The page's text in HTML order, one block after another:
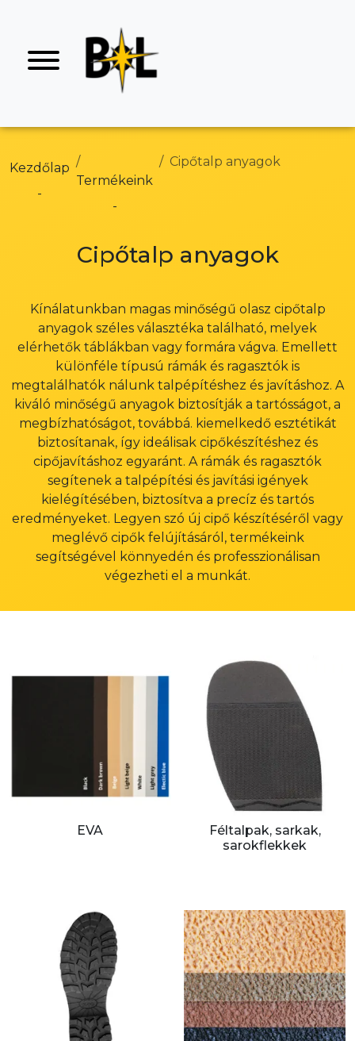
Kezdőlap
Termékeink
Cipőtalp anyagok
Cipőtalp anyagok
Kínálatunkban magas minőségű olasz cipőtalp
anyagok széles választéka található, melyek
elérhetők táblákban vagy formára vágva. Emellett
különféle típusú rámák és ragasztók is
megtalálhatók nálunk talpépítéshez és javításhoz. A
kiváló minőségű anyagok biztosítják a tartósságot, a
megbízhatóságot, továbbá. kiemelkedő esztétikát
biztosítanak, így ideálisak cipőkészítéshez és
cipőjavításhoz egyaránt. A rámák és ragasztók
segítenek a talpépítési és javítási igények
kielégítésében, biztosítva a precíz és tartós
eredményeket. Legyen szó új cipő készítéséről vagy
meglévő cipők felújításáról, termékeink
segítségével könnyedén és professzionálisan
végezheti el a munkát.
EVA
Féltalpak, sarkak,
sarokflekkek